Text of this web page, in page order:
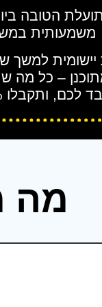
הטובה
משמעותית
יישומית למשך
– כל מה
מהכסף שלכם בחזרה.
מה